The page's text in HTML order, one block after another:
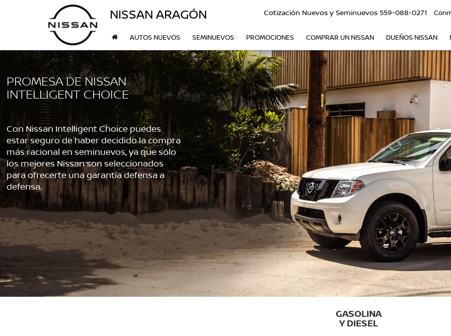
NISSAN ARAGÓN Cotización Nuevos y Seminuevos 559-088-0271
AUTOS NUEVOS SEMINUEVOS PROMOCIONES COMPRAR UN NISSAN DUEÑOS NISSAN
PROMESA DE NISSAN
INTELLIGENT CHOICE
Con Nissan Intelligent Choice puedes
estar seguro de haber decidido la compra
más racional en seminuevos, ya que sólo
los mejores Nissan son seleccionados
para ofrecerte una garantía defensa a
defensa.
GASOLINA
Y DIESEL